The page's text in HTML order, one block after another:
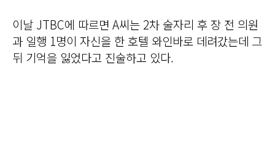
이날 JTBC에 따르면 A씨는 2차 술자리 후 장 전 의원
과 일행 1명이 자신을 한 호텔 와인바로 데려갔는데 그
뒤 기억을 잃었다고 진술하고 있다.